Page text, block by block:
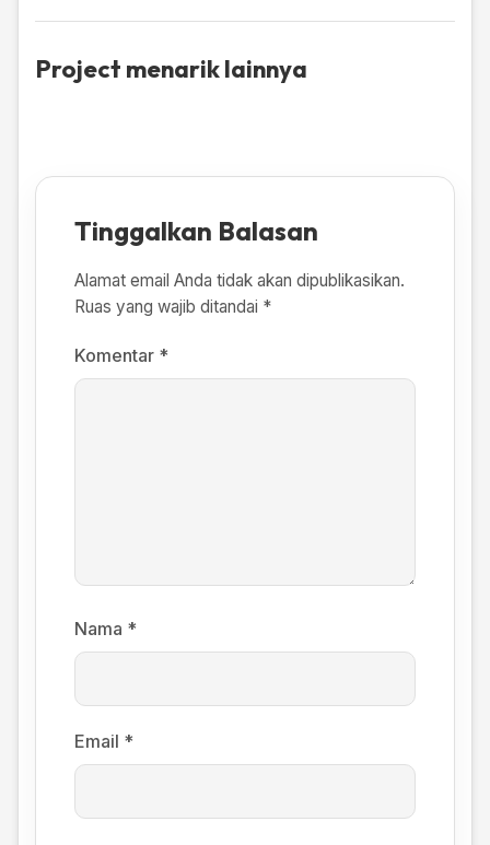
Project menarik lainnya
Tinggalkan Balasan
Alamat email Anda tidak akan dipublikasikan.
Ruas yang wajib ditandai *
Komentar *
Nama *
Email *